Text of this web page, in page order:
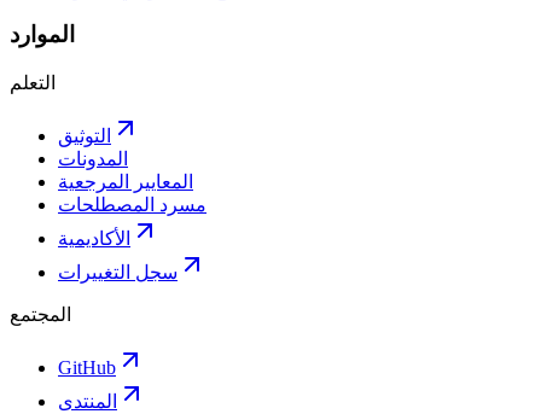
الموارد
التعلم
التوثيق
المدونات
المعايير المرجعية
مسرد المصطلحات
الأكاديمية
سجل التغييرات
المجتمع
GitHub
المنتدى